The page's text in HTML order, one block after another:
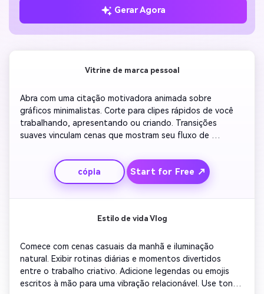
Gerar Agora
Vitrine de marca pessoal
Abra com uma citação motivadora animada sobre
gráficos minimalistas. Corte para clipes rápidos de você
trabalhando, apresentando ou criando. Transições
suaves vinculam cenas que mostram seu fluxo de
logotipo. Terminar com música otimista e seu chamado à
ação para se conectar ou seguir. Mantenha o ritmo
enérgico, mas profissional para plataformas como
LinkedIn ou portfolio Introductions.
cópia Start for Free ↗
Estilo de vida Vlog
Comece com cenas casuais da manhã e iluminação
natural. Exibir rotinas diárias e momentos divertidos
entre o trabalho criativo. Adicione legendas ou emojis
escritos à mão para uma vibração relacionável. Use tons